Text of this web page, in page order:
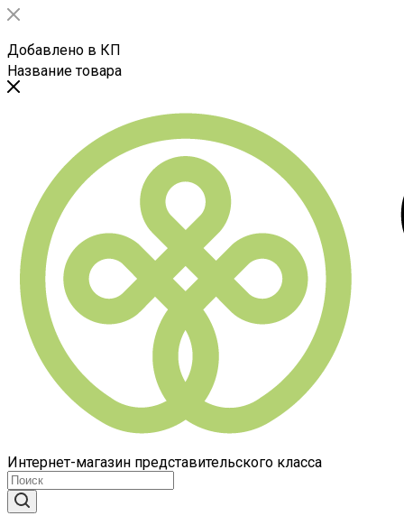
Добавлено в КП
Название товара
Интернет-магазин представительского класса